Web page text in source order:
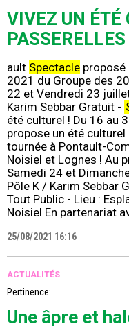
VIVEZ UN ÉTÉ
PASSERELLES
ault Spectacle proposé
2021 du Groupe des
22 et Vendredi 23
Karim Sebbar Gratuit -
été culturel ! Du 16 au
propose un été culturel
tournée à Pontault-
Noisiel et Lognes ! Au
Samedi 24 et
Pôle K / Karim Sebbar
Tout Public - Lieu :
Noisiel En partenariat
25/08/2021 16:16
ACTUALITÉS
Pertinence:
Une âpre et